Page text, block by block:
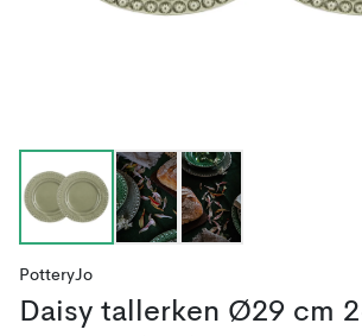
PotteryJo
Daisy tallerken Ø29 cm